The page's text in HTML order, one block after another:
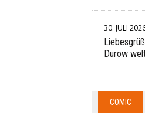
30. JULI
Durow
COMIC